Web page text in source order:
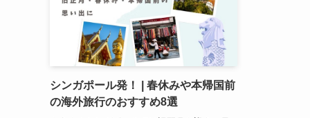
シンガポール発！ | 春休みや本帰国前
の海外旅行のおすすめ8選